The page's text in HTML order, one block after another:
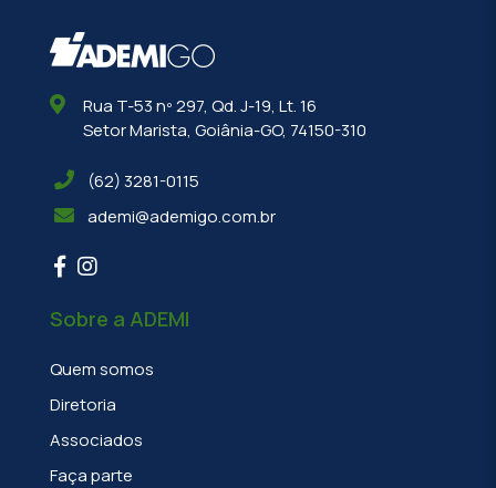
Rua T-53 nº 297, Qd. J-19, Lt. 16
Setor Marista, Goiânia-GO, 74150-310
(62) 3281-0115
ademi@ademigo.com.br
Sobre a ADEMI
Quem somos
Diretoria
Associados
Faça parte